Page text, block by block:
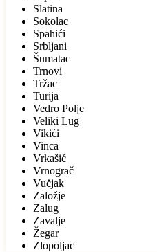
Slatina
Sokolac
Spahići
Srbljani
Šumatac
Trnovi
Tržac
Turija
Vedro Polje
Veliki Lug
Vikići
Vinca
Vrkašić
Vrnograč
Vučjak
Založje
Zalug
Zavalje
Žegar
Zlopoljac